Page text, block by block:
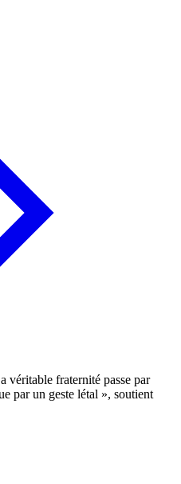
véritable fraternité passe par
par un geste létal », soutient